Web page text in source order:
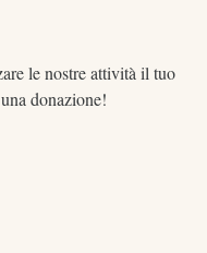
le nostre attività il tuo
donazione!